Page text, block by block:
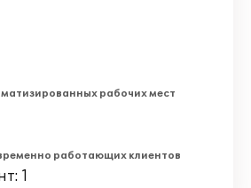
рабочих мест
работающих клиентов
1